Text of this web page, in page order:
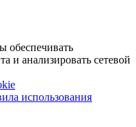
обеспечивать
и анализировать сетевой
использования